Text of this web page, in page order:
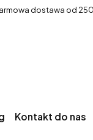
dostawa od 250
Kontakt do nas